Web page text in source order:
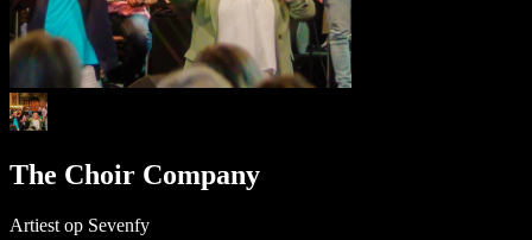
The Choir Company
Artiest op Sevenfy